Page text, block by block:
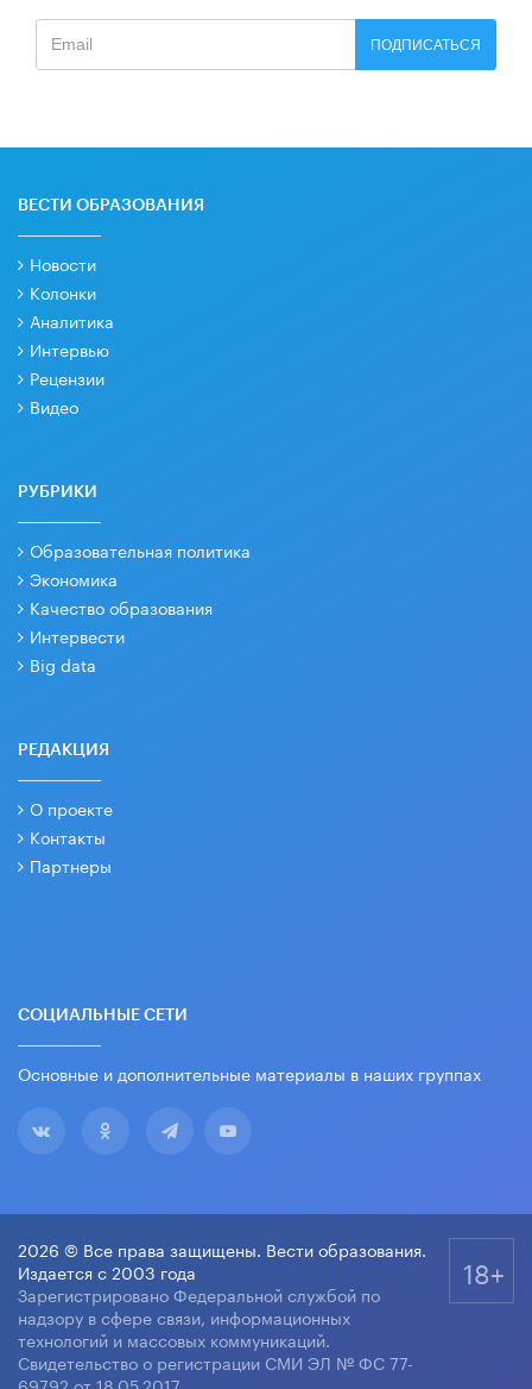
ПОДПИСАТЬСЯ
ВЕСТИ ОБРАЗОВАНИЯ
Новости
Колонки
Аналитика
Интервью
Рецензии
Видео
РУБРИКИ
Образовательная политика
Экономика
Качество образования
Интервести
Big data
РЕДАКЦИЯ
О проекте
Контакты
Партнеры
СОЦИАЛЬНЫЕ СЕТИ
Основные и дополнительные материалы в наших группах
2026 © Все права защищены. Вести образования.
Издается с 2003 года
Зарегистрировано Федеральной службой по
надзору в сфере связи, информационных
технологий и массовых коммуникаций.
Свидетельство о регистрации СМИ ЭЛ № ФС 77-
18+